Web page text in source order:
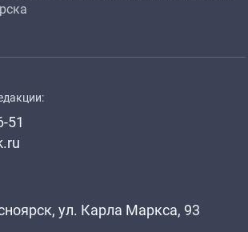
51
ул. Карла Маркса, 93